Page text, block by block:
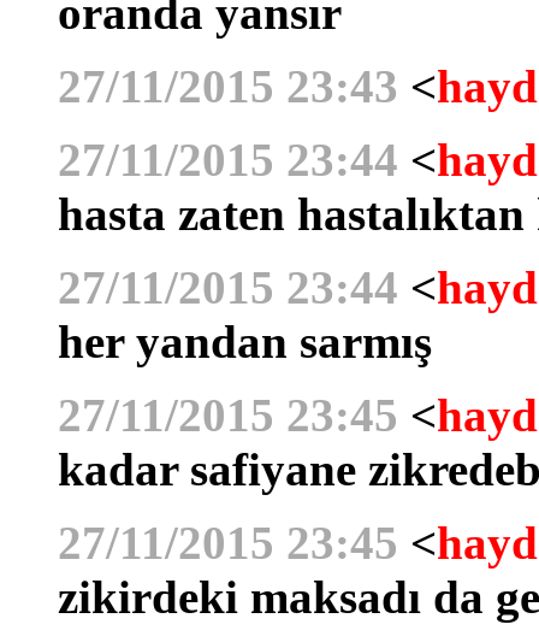
oranda yansır
27/11/2015 23:43 <
27/11/2015 23:44 <
hasta zaten
27/11/2015 23:44 <
her yandan sarmış
27/11/2015 23:45 <
kadar safiyane
27/11/2015 23:45 <
zikirdeki maksadı da